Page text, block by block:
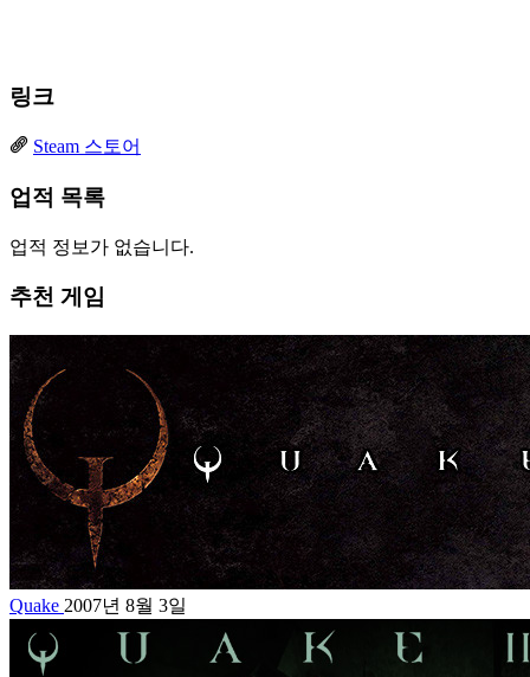
링크
Steam 스토어
업적 목록
업적 정보가 없습니다.
추천 게임
Quake 2007년 8월 3일